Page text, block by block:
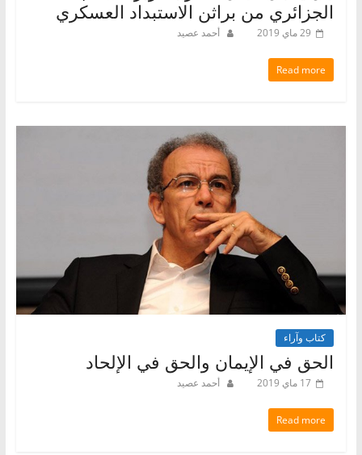
الجزائري من براثن الاستبداد العسكري
29 ماي 2019 أحمد عصيد
Read more
كتاب وآراء
الحق في الإيمان والحق في الإلحاد
17 ماي 2019 أحمد عصيد
Read more